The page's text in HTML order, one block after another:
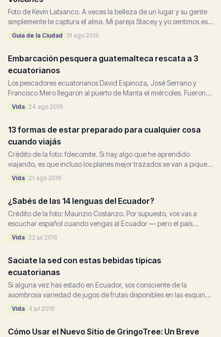
Foto de Kevin Labianco. A veces la belleza de un lugar y su gente
simplemente te captura el alma. Mi pareja Stacey y yo sentimos eso
con respecto a Cotacachi, Ecuador....
Guía de la Ciudad 31 ago 2016
Embarcación pesquera guatemalteca rescata a 3
ecuatorianos
Los pescadores ecuatorianos David Espinoza, José Serrano y
Francisco Mero llegaron al puerto de Manta el miércoles. Fueron
rescatados el sábado al noreste de...
Vida 24 ago 2016
13 formas de estar preparado para cualquier cosa
cuando viajás
Crédito de la foto: fdecomite. Si hay algo que he aprendido
viajando, es que incluso los planes mejor trazados se van a pique.
Siempre que me lanzo al camino para cualquier...
Vida 21 ago 2016
¿Sabés de las 14 lenguas del Ecuador?
Crédito de la foto: Maurizio Costanzo. Por supuesto, vos vas a
escuchar español cuando vengas al Ecuador — pero el país
también reconoce 14 lenguas indígenas, todas...
Vida 22 jul 2016
Saciate la sed con estas bebidas típicas
ecuatorianas
Si alguna vez has estado en Ecuador, sos consciente de la
asombrosa variedad de jugos de frutas disponibles en las esquinas
y en los mercados, y esperamos que hayas...
Vida 4 jul 2016
Cómo Usar el Nuevo Sitio de GringoTree: Un Breve